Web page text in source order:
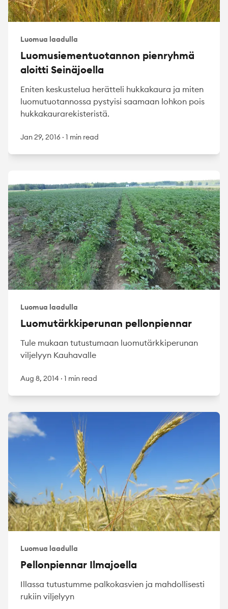
Luomua laadulla
Luomusiementuotannon pienryhmä
aloitti Seinäjoella
Eniten keskustelua herätteli hukkakaura ja miten
luomutuotannossa pystyisi saamaan lohkon pois
hukkakaurarekisteristä.
Jan 29, 2016 · 1 min read
Luomua laadulla
Luomutärkkiperunan pellonpiennar
Tule mukaan tutustumaan luomutärkkiperunan
viljelyyn Kauhavalle
Aug 8, 2014 · 1 min read
Luomua laadulla
Pellonpiennar Ilmajoella
Illassa tutustumme palkokasvien ja mahdollisesti
rukiin viljelyyn